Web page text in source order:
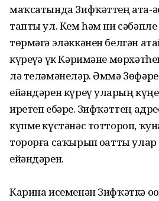
маҡсатында Зифҡәттең ата-
тапты ул. Кем һәм ни
төрмәгә эләккәнен белгән
күреүҙә үк Кәримәне
лә теләмәнеләр. Әммә
ейәндәрен күреү уларҙың
иретеп ебәрҙе. Зифҡәттең
күпме күстәнәс тоттороп,
торорға саҡырып оҙатты
ейәндәрен.
Карина исеменән Зифҡәткә